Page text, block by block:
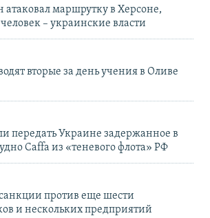
атаковал маршрутку в Херсоне,
– украинские власти
вторые за день учения в Оливе
передать Украине задержанное в
Caffa из «теневого флота» РФ
против еще шести
и нескольких предприятий